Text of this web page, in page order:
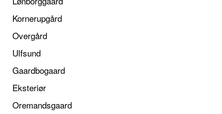
Kornerupgård
Overgård
Ulfsund
Gaardbogaard
Eksteriør
Oremandsgaard